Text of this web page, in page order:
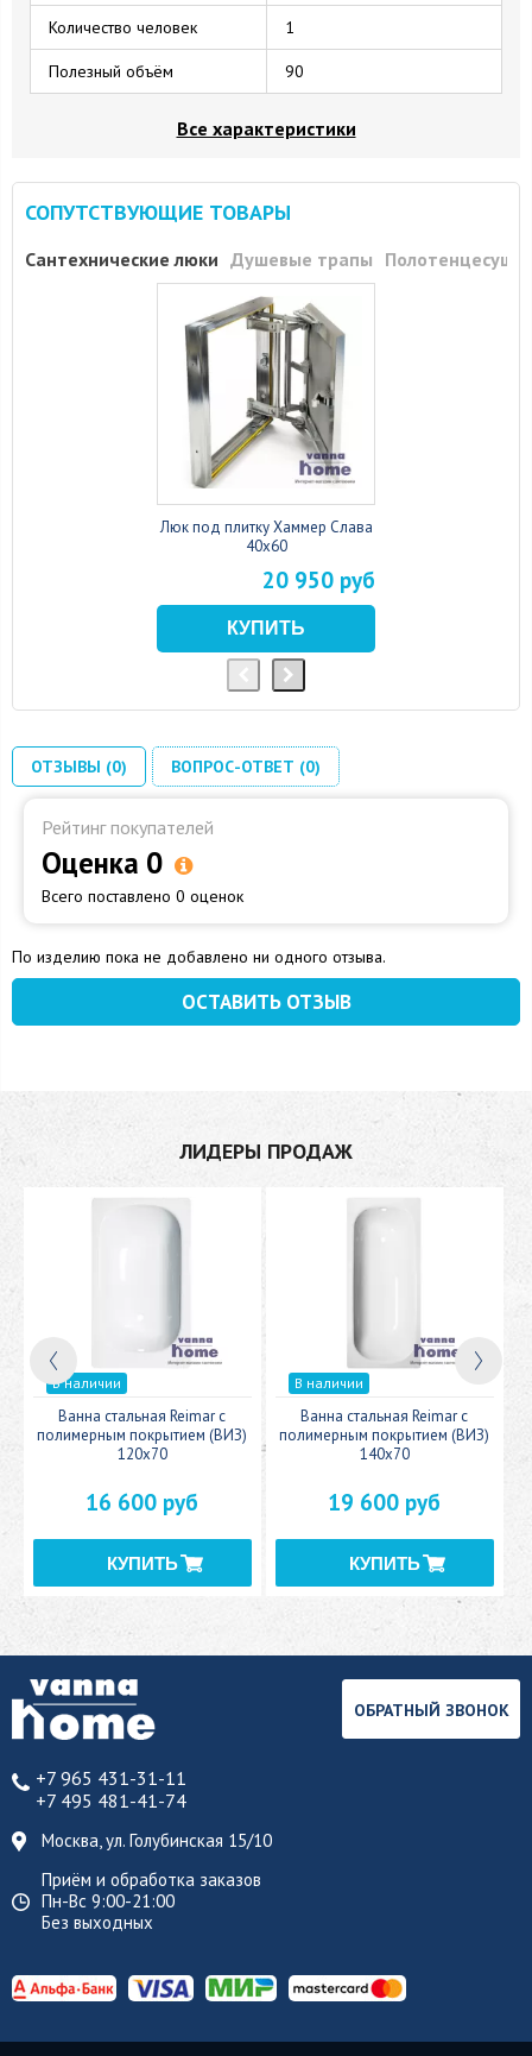
Количество человек 1
Полезный объём 90
Все характеристики
СОПУТСТВУЮЩИЕ ТОВАРЫ
Сантехнические люки Душевые трапы
Люк под плитку Хаммер Слава
40x60
20 950 руб
ОТЗЫВЫ (0) ВОПРОС-ОТВЕТ (0)
Рейтинг покупателей
Оценка 0
Всего поставлено 0 оценок
По изделию пока не добавлено ни одного отзыва.
ОСТАВИТЬ ОТЗЫВ
ЛИДЕРЫ ПРОДАЖ
В наличии
Ванна стальная Reimar с
полимерным покрытием (ВИЗ)
120x70
16 600 руб
В наличии
Ванна стальная Reimar с
полимерным покрытием (ВИЗ)
140x70
19 600 руб
+7 965 431-31-11
+7 495 481-41-74
Москва, ул. Голубинская 15/10
Приём и обработка заказов
Пн-Вс 9:00-21:00
Без выходных
ОБРАТНЫЙ ЗВОНОК